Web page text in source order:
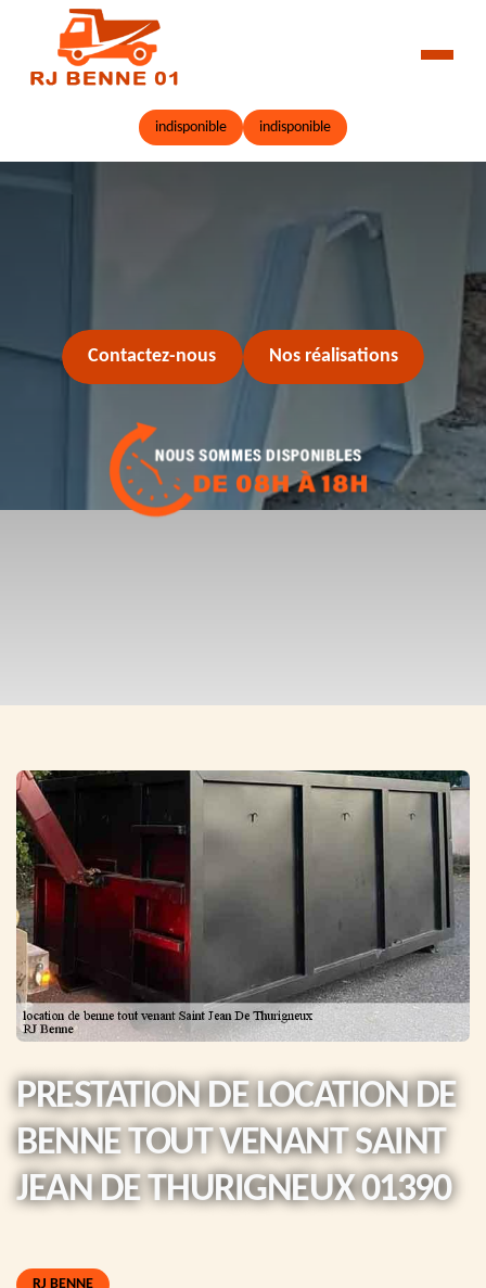
indisponible indisponible
Contactez-nous Nos réalisations
PRESTATION DE LOCATION DE
BENNE TOUT VENANT SAINT
JEAN DE THURIGNEUX 01390
RJ BENNE